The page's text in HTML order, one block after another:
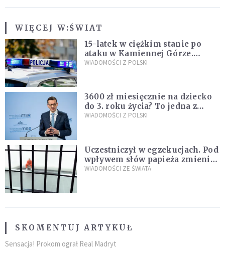
WIĘCEJ W:ŚWIAT
15-latek w ciężkim stanie po
ataku w Kamiennej Górze.
Policja zatrzymała dwóch
WIADOMOŚCI Z POLSKI
3600 zł miesięcznie na dziecko
do 3. roku życia? To jedna z
propozycji programu "Rozwój
WIADOMOŚCI Z POLSKI
Uczestniczył w egzekucjach. Pod
wpływem słów papieża zmienił
zdanie
WIADOMOŚCI ZE ŚWIATA
SKOMENTUJ ARTYKUŁ
Sensacja! Prokom ograł Real Madryt